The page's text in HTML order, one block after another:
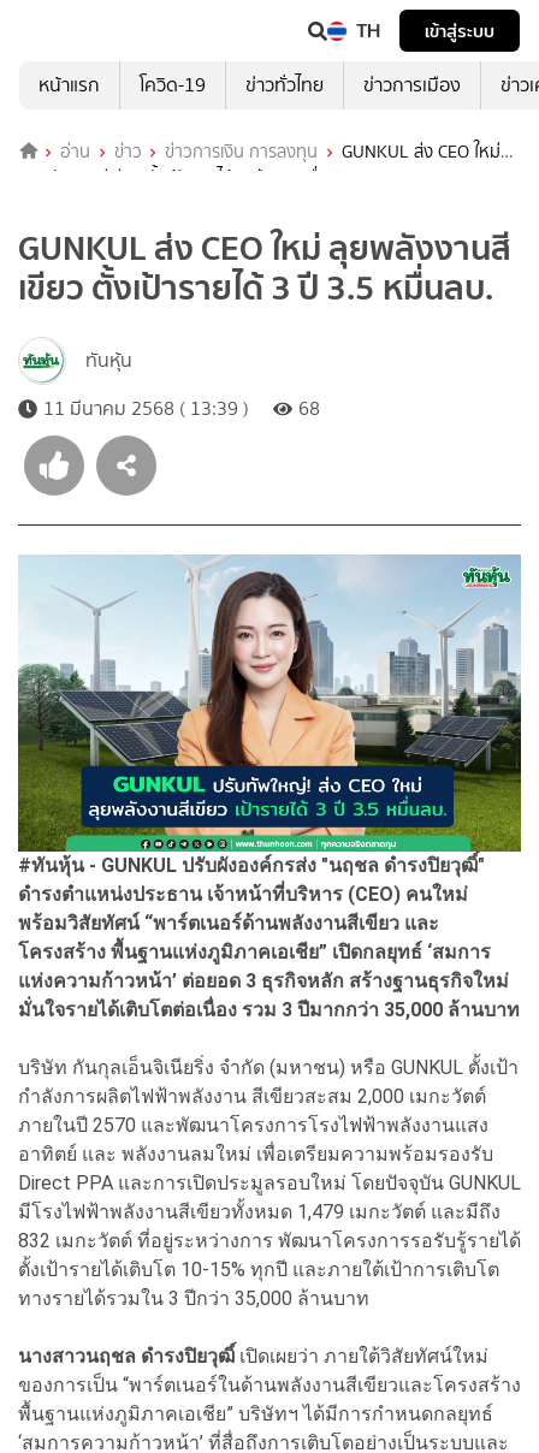
TH
เข้าสู่ระบบ
หน้าแรก
โควิด-19 ข่าวทั่วไทย ข่าวการเมือง ข่าว
อ่าน ข่าว ข่าวการเงิน การลงทุน
GUNKUL ส่ง CEO ใหม่
ลุยพลังงานสีเขียว ตั้งเป้ารายได้ 3 ปี 3.5 หมื่นลบ.
GUNKUL ส่ง CEO ใหม่ ลุยพลังงานสี
เขียว ตั้งเป้ารายได้ 3 ปี 3.5 หมื่นลบ.
ทันหุ้น
11 มีนาคม 2568 ( 13:39 )
68
#ทันหุ้น - GUNKUL ปรับผังองค์กรส่ง "นฤชล ดำรงปิยวุฒิ์"
ดำรงตำแหน่งประธาน เจ้าหน้าที่บริหาร (CEO) คนใหม่
พร้อมวิสัยทัศน์ “พาร์ตเนอร์ด้านพลังงานสีเขียว และ
โครงสร้าง พื้นฐานแห่งภูมิภาคเอเชีย” เปิดกลยุทธ์ ‘สมการ
แห่งความก้าวหน้า’ ต่อยอด 3 ธุรกิจหลัก สร้างฐานธุรกิจใหม่
มั่นใจรายได้เติบโตต่อเนื่อง รวม 3 ปีมากกว่า 35,000 ล้านบาท
บริษัท กันกุลเอ็นจิเนียริ่ง จำกัด (มหาชน) หรือ GUNKUL ตั้งเป้า
กำลังการผลิตไฟฟ้าพลังงาน สีเขียวสะสม 2,000 เมกะวัตต์
ภายในปี 2570 และพัฒนาโครงการโรงไฟฟ้าพลังงานแสง
อาทิตย์ และ พลังงานลมใหม่ เพื่อเตรียมความพร้อมรองรับ
Direct PPA และการเปิดประมูลรอบใหม่ โดยปัจจุบัน GUNKUL
มีโรงไฟฟ้าพลังงานสีเขียวทั้งหมด 1,479 เมกะวัตต์ และมีถึง
832 เมกะวัตต์ ที่อยู่ระหว่างการ พัฒนาโครงการรอรับรู้รายได้
ตั้งเป้ารายได้เติบโต 10-15% ทุกปี และภายใต้เป้าการเติบโต
ทางรายได้รวมใน 3 ปีกว่า 35,000 ล้านบาท
นางสาวนฤชล ดำรงปิยวุฒิ์ เปิดเผยว่า ภายใต้วิสัยทัศน์ใหม่
ของการเป็น “พาร์ตเนอร์ในด้านพลังงานสีเขียวและโครงสร้าง
พื้นฐานแห่งภูมิภาคเอเชีย” บริษัทฯ ได้มีการกำหนดกลยุทธ์
‘สมการความก้าวหน้า’ ที่สื่อถึงการเติบโตอย่างเป็นระบบและ